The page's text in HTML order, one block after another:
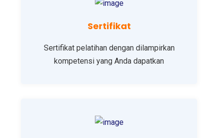
Sertifikat
Sertifikat pelatihan dengan dilampirkan
kompetensi yang Anda dapatkan